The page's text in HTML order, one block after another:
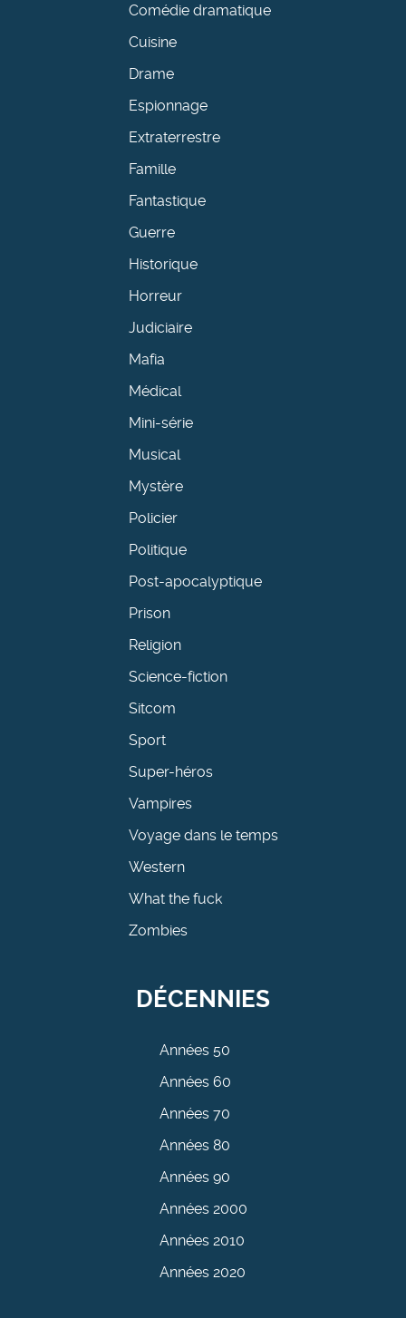
Comédie dramatique
Cuisine
Drame
Espionnage
Extraterrestre
Famille
Fantastique
Guerre
Historique
Horreur
Judiciaire
Mafia
Médical
Mini-série
Musical
Mystère
Policier
Politique
Post-apocalyptique
Prison
Religion
Science-fiction
Sitcom
Sport
Super-héros
Vampires
Voyage dans le temps
Western
What the fuck
Zombies
DÉCENNIES
Années 50
Années 60
Années 70
Années 80
Années 90
Années 2000
Années 2010
Années 2020